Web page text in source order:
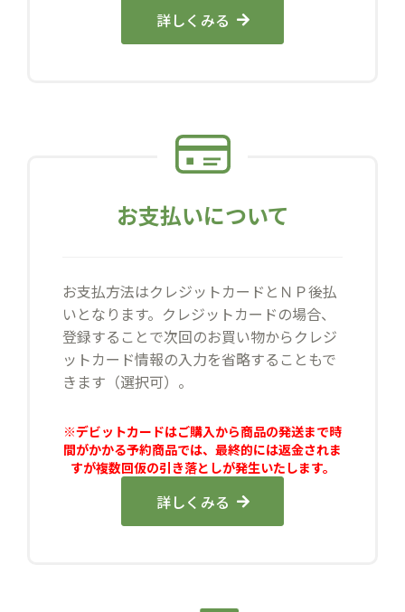
詳しくみる
お支払いについて
お支払方法はクレジットカードとＮＰ後払
いとなります。クレジットカードの場合、
登録することで次回のお買い物からクレジ
ットカード情報の入力を省略することもで
きます（選択可）。
※デビットカードはご購入から商品の発送まで時
間がかかる予約商品では、最終的には返金されま
すが複数回仮の引き落としが発生いたします。
詳しくみる